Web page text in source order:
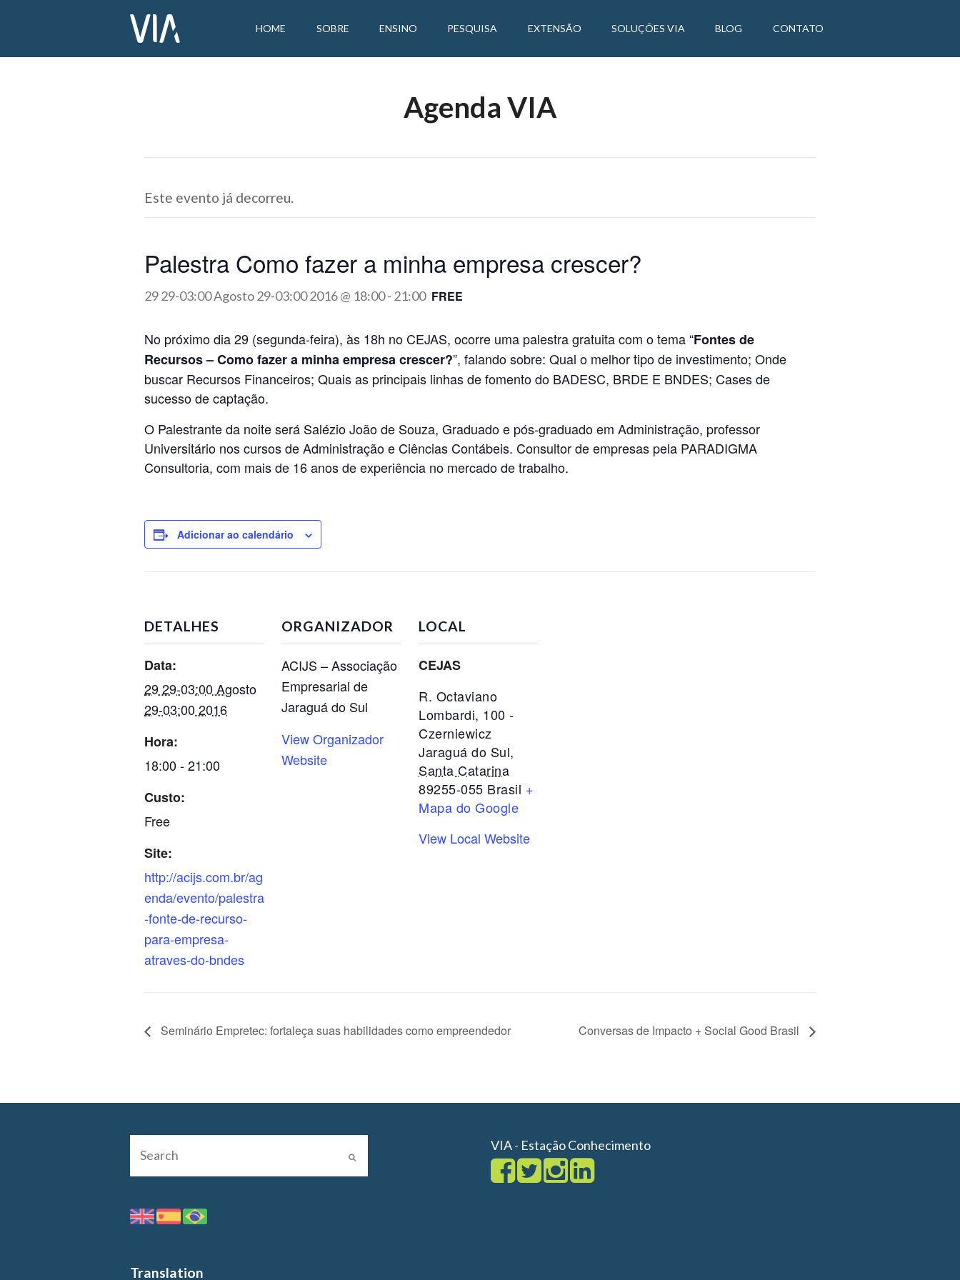
HOME SOBRE ENSINO PESQUISA EXTENSÃO SOLUÇÕES VIA BLOG CONTATO
Agenda VIA
Este evento já decorreu.
Palestra Como fazer a minha empresa crescer?
29 29-03:00 Agosto 29-03:00 2016 @ 18:00- 21:00 FREE
No próximo dia 29 (segunda-feira), às 18h no CEJAS, ocorre uma palestra gratuita com o tema “Fontes de
Recursos – Como fazer a minha empresa crescer?”, falando sobre: Qual o melhor tipo de investimento; Onde
buscar Recursos Financeiros; Quais as principais linhas de fomento do BADESC, BRDE E BNDES; Cases de
sucesso de captação.
O Palestrante da noite será Salézio João de Souza, Graduado e pós-graduado em Administração, professor
Universitário nos cursos de Administração e Ciências Contábeis. Consultor de empresas pela PARADIGMA
Consultoria, com mais de 16 anos de experiência no mercado de trabalho.
Adicionar ao calendário
DETALHES
Data:
29 29-03:00 Agosto
29-03:00 2016
Hora:
18:00 - 21:00
Custo:
Free
Site:
http://acijs.com.br/ag
enda/evento/palestra
-fonte-de-recurso-
para-empresa-
atraves-do-bndes
ORGANIZADOR
ACIJS – Associação
Empresarial de
Jaraguá do Sul
View Organizador
Website
LOCAL
CEJAS
R. Octaviano
Lombardi, 100 -
Czerniewicz
Jaraguá do Sul,
Santa Catarina
89255-055 Brasil +
Mapa do Google
View Local Website
Seminário Empretec: fortaleça suas habilidades como empreendedor Conversas de Impacto + Social Good Brasil
Translation
VIA - Estação Conhecimento